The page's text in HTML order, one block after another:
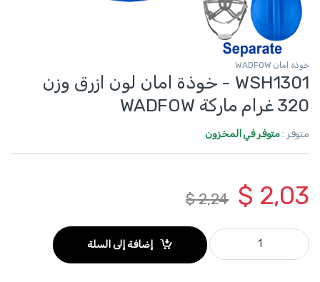
خوذة امان WADFOW
WSH1301 - خوذة امان لون ازرق وزن
320 غرام ماركة WADFOW
متوفر :متوفر في المخزون
$ 2,03
$2,24
WSH1301 - خوذة امان لون ازرق وزن 320 غرام ماركة WADFOW quantity
إضافة إلى السلة